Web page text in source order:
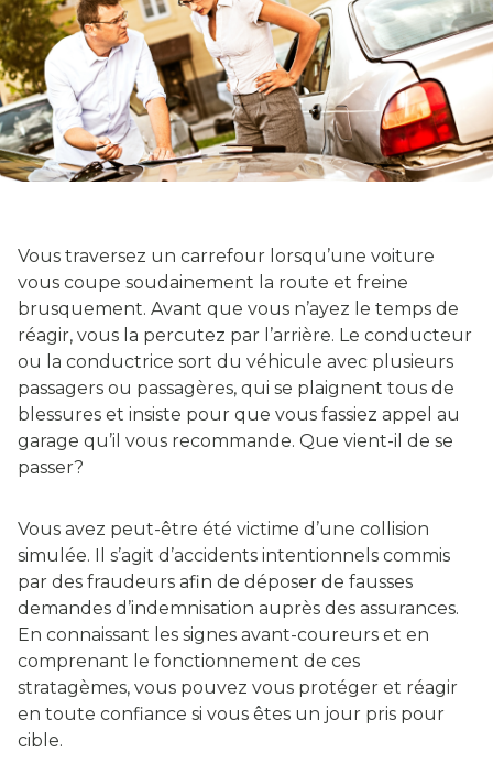
Vous traversez un carrefour lorsqu’une voiture
vous coupe soudainement la route et freine
brusquement. Avant que vous n’ayez le temps de
réagir, vous la percutez par l’arrière. Le conducteur
ou la conductrice sort du véhicule avec plusieurs
passagers ou passagères, qui se plaignent tous de
blessures et insiste pour que vous fassiez appel au
garage qu’il vous recommande. Que vient-il de se
passer?
Vous avez peut-être été victime d’une collision
simulée. Il s’agit d’accidents intentionnels commis
par des fraudeurs afin de déposer de fausses
demandes d’indemnisation auprès des assurances.
En connaissant les signes avant-coureurs et en
comprenant le fonctionnement de ces
stratagèmes, vous pouvez vous protéger et réagir
en toute confiance si vous êtes un jour pris pour
cible.